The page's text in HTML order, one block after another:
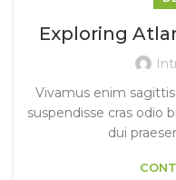
Exploring
Vivamus enim
suspendisse cras odio
dui